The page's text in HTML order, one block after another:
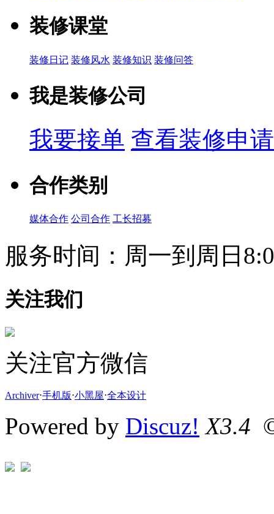
装修课堂
装修日记 装修风水 装修知识 装修问答
我是装修公司
我要接单 查看装修申请
合作类别
媒体合作 公司合作 工长招募
服务时间：周一到周日
关注我们
关注官方微信
Archiver⋅手机版⋅小黑屋⋅全本设计
Powered by Discuz! X3.4